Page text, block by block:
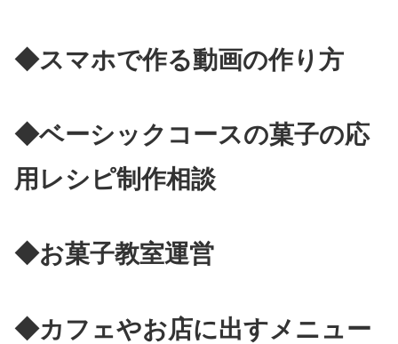
◆スマホで作る動画の作り方
◆ベーシックコースの菓子の応
用レシピ制作相談
◆お菓子教室運営
◆カフェやお店に出すメニュー